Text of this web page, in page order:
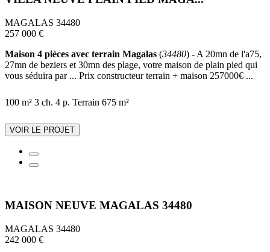
MAGALAS 34480
257 000 €
Maison 4 pièces avec terrain Magalas (34480) - A 20mn de l'a75,
27mn de beziers et 30mn des plage, votre maison de plain pied qui
vous séduira par ... Prix constructeur terrain + maison 257000€ ...
100 m² 3 ch. 4 p. Terrain 675 m²
VOIR LE PROJET
MAISON NEUVE MAGALAS 34480
MAGALAS 34480
242 000 €